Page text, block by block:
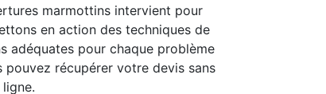
marmottins intervient pour
en action des techniques de
adéquates pour chaque problème
pouvez récupérer votre devis sans